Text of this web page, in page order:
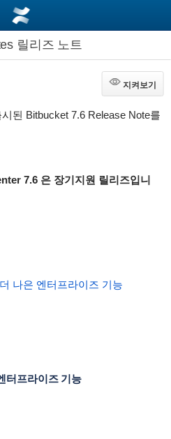
릴리즈 노트
지켜보기
지켜보기
된 Bitbucket 7.6 Release Note를
7.6 은 장기지원 릴리즈입니
나은 엔터프라이즈 기능
터프라이즈 기능